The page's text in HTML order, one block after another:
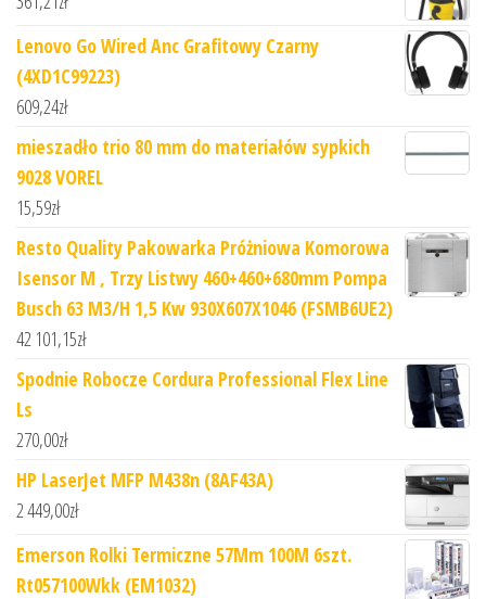
Lenovo Go Wired Anc Grafitowy Czarny
(4XD1C99223)
609,24zł
mieszadło trio 80 mm do materiałów sypkich
9028 VOREL
15,59zł
Resto Quality Pakowarka Próżniowa Komorowa
Isensor M , Trzy Listwy 460+460+680mm Pompa
Busch 63 M3/H 1,5 Kw 930X607X1046 (FSMB6UE2)
42 101,15zł
Spodnie Robocze Cordura Professional Flex Line
Ls
270,00zł
HP LaserJet MFP M438n (8AF43A)
2 449,00zł
Emerson Rolki Termiczne 57Mm 100M 6szt.
Rt057100Wkk (EM1032)